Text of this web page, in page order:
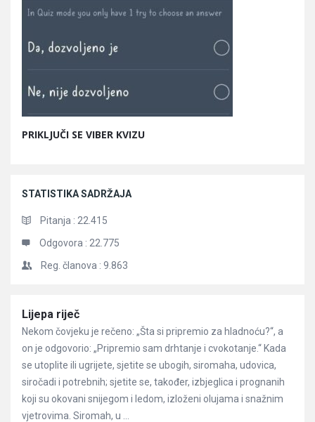
PRIKLJUČI SE VIBER KVIZU
STATISTIKA SADRŽAJA
Pitanja : 22.415
Odgovora : 22.775
Reg. članova : 9.863
Članci
Lijepa riječ
Nekom čovjeku je rečeno: „Šta si pripremio za hladnoću?“, a
on je odgovorio: „Pripremio sam drhtanje i cvokotanje.“ Kada
se utoplite ili ugrijete, sjetite se ubogih, siromaha, udovica,
siročadi i potrebnih; sjetite se, također, izbjeglica i prognanih
koji su okovani snijegom i ledom, izloženi olujama i snažnim
vjetrovima. Siromah, u ...